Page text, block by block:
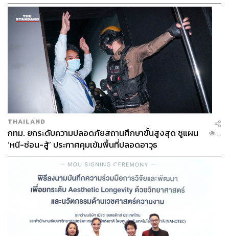
TAGS: แม่น้ำเจ้าพระยา
ชัชชาติ สิทธิพันธุ์
กรุงเทพมหานคร
การหาเสียง
เลือกตั้งผู้ว่าฯ กทม
เลือกตั้งผู้ว่าฯ กทม. 2569
THAILAND
กทม. ยกระดับความปลอดภัยสถานศึกษาขั้นสูงสุด ชูแผน
‘หนี-ซ่อน-สู้’ ประกาศคุมเข้มพื้นที่ปลอดอาวุธ
...